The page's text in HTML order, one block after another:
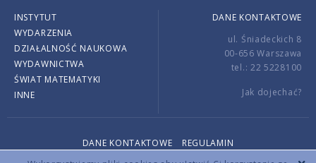
INSTYTUT
WYDARZENIA
DZIAŁALNOŚĆ NAUKOWA
WYDAWNICTWA
ŚWIAT MATEMATYKI
INNE
DANE KONTAKTOWE
ul. Śniadeckich 8
00-656 Warszawa
tel.: 22 5228100
Jak dojechać?
DANE KONTAKTOWE
REGULAMIN
Copyright © 2026 by IMPAN. All rights reserved.